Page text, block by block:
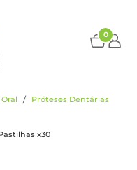
0
Próteses Dentárias
x30